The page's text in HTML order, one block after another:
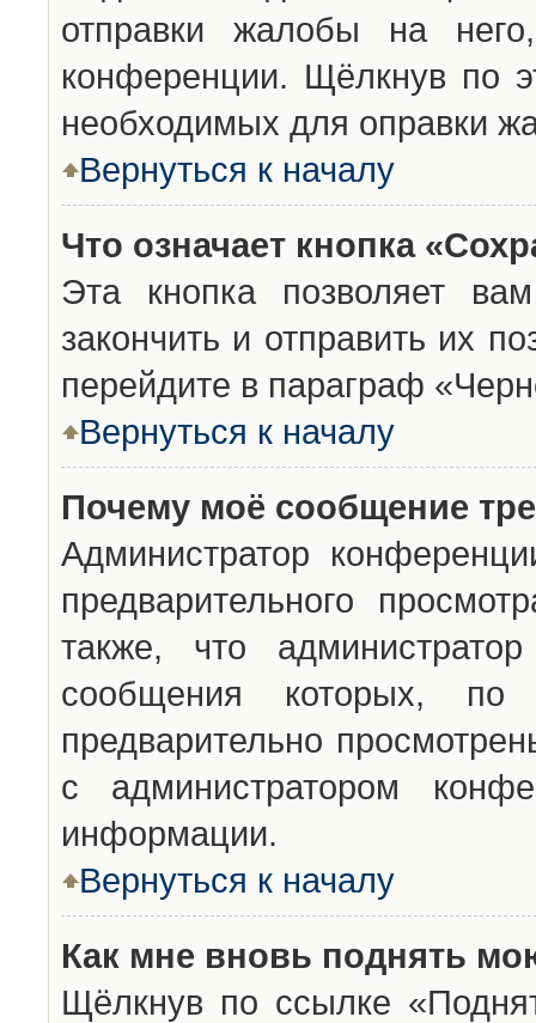
отправки жалобы на
конференции. Щёлкнув по
необходимых для оправки
Вернуться к началу
Что означает кнопка
Эта кнопка позволяет
закончить и отправить их
перейдите в параграф
Вернуться к началу
Почему моё сообщение
Администратор
предварительного
также, что
сообщения которых,
предварительно
с администратором
информации.
Вернуться к началу
Как мне вновь поднять
Щёлкнув по ссылке